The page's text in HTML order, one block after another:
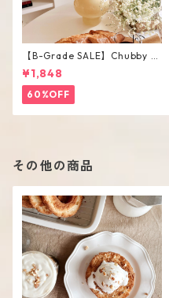
【B-Grade SALE】Chubby V
ase / M
¥1,848
60%OFF
その他の商品